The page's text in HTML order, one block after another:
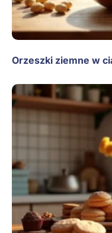
Orzeszki ziemne w